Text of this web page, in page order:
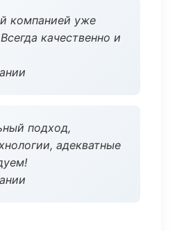
компанией уже
качественно и
подход,
адекватные